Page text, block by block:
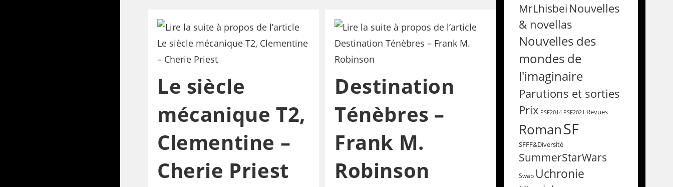
Le siècle
mécanique T2,
Clementine –
Cherie Priest
Destination
Ténèbres –
Frank M.
Robinson
MrLhisbei Nouvelles
& novellas
Nouvelles des
mondes de
l'imaginaire
Parutions et sorties
Prix PSF2014 PSF2021 Revues
RomanSF
SFFF&Diversité
SummerStarWars
Swap Uchronie